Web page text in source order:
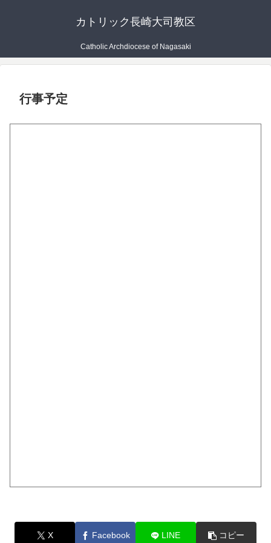
カトリック長崎大司教区
Catholic Archdiocese of Nagasaki
行事予定
X Facebook LINE コピー